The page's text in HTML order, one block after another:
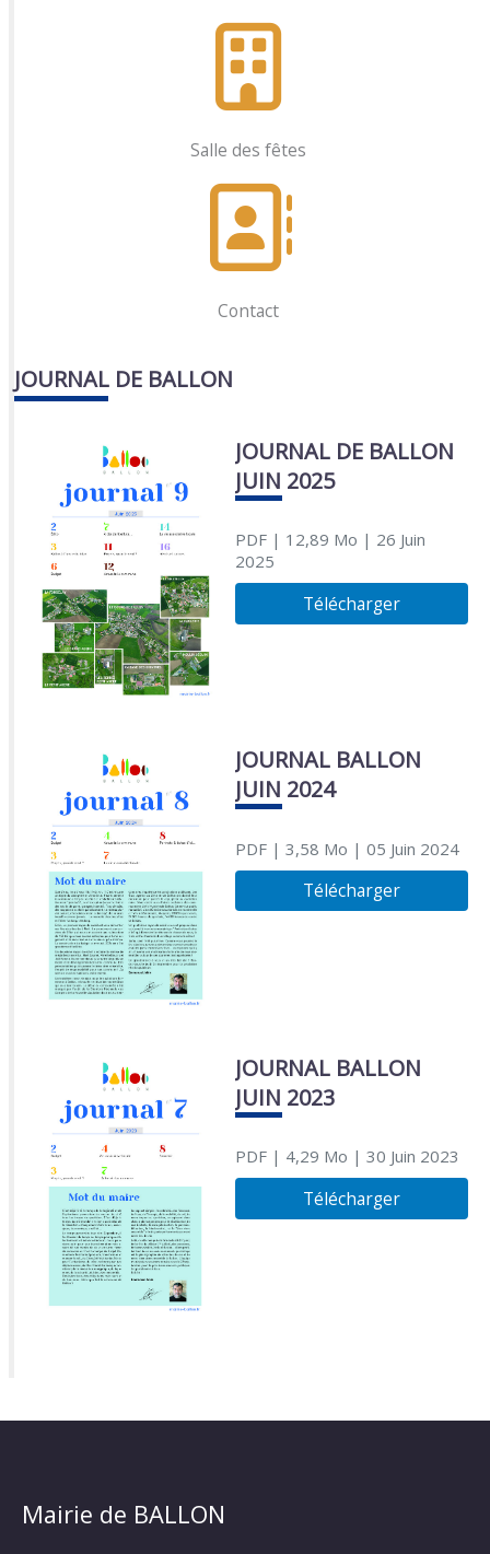
Salle des fêtes
Contact
JOURNAL DE BALLON
JOURNAL DE BALLON
JUIN 2025
PDF| 12,89 Mo | 26 Juin
2025
Télécharger
JOURNAL BALLON
JUIN 2024
PDF| 3,58 Mo | 05 Juin 2024
Télécharger
JOURNAL BALLON
JUIN 2023
PDF| 4,29 Mo | 30 Juin 2023
Télécharger
Mairie de BALLON